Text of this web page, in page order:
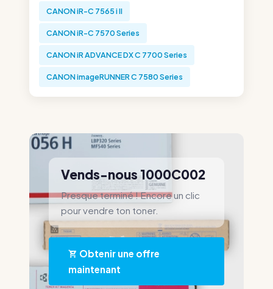
CANON iR-C 7565 i II
CANON iR-C 7570 Series
CANON iR ADVANCE DX C 7700 Series
CANON imageRUNNER C 7580 Series
Vends-nous 1000C002
Presque terminé ! Encore un clic
pour vendre ton toner.
Obtenir une offre
maintenant